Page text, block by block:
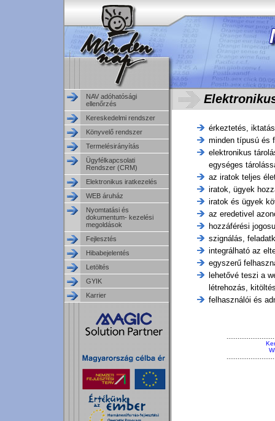
NAV adóhatósági
ellenőrzés
Kereskedelmi rendszer
Könyvelő rendszer
Termelésirányítás
Ügyfélkapcsolati
Rendszer (CRM)
Elektronikus iratkezelés
WEB áruház
Nyomtatási és
dokumentum- kezelési
megoldások
Fejlesztés
Hibabejelentés
Letöltés
GYIK
Karrier
érkeztetés,
minden típusú és
elektronikus
egységes
az iratok teljes
iratok, ügyek
iratok és ügyek
az eredetivel
hozzáférési
szignálás,
integrálható az
egyszerű
lehetővé teszi a
létrehozás,
felhasználói és